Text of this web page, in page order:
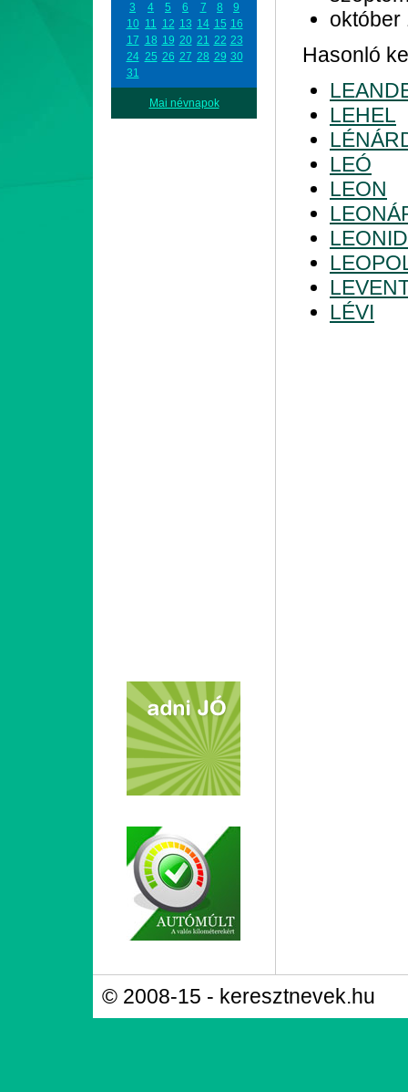
3
4 5 6 7 8
9
10 11 12 13 14 15 16
17 18 19 20 21 22 23
24 25 26 27 28 29 30
31
Mai névnapok
október
Hasonló
LEHEL
LEÓ
LEON
LÉVI
© 2008-15 - keresztnevek.hu